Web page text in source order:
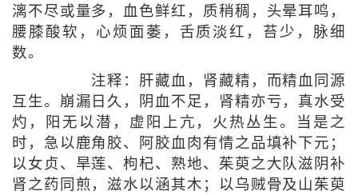
漓不尽或量多，血色鲜红，质稍稠，头晕耳鸣，
腰膝酸软，心烦面萎，舌质淡红，苔少，脉细
数。
注释：肝藏血，肾藏精，而精血同源
互生。崩漏日久，阴血不足，肾精亦亏，真水受
灼，阳无以潜，虚阳上亢，火热丛生。当是之
时，急以鹿角胶、阿胶血肉有情之品填补下元；
以女贞、旱莲、枸杞、熟地、茱萸之大队滋阴补
肾之药同煎，滋水以涵其木；以乌贼骨及山茱萸